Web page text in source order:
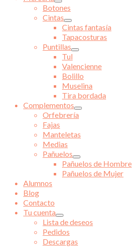
Botones
Cintas
Cintas fantasía
Tapacosturas
Puntillas
Tul
Valencienne
Bolillo
Muselina
Tira bordada
Complementos
Orfebrería
Fajas
Manteletas
Medias
Pañuelos
Pañuelos de Hombre
Pañuelos de Mujer
Alumnos
Blog
Contacto
Tu cuenta
Lista de deseos
Pedidos
Descargas